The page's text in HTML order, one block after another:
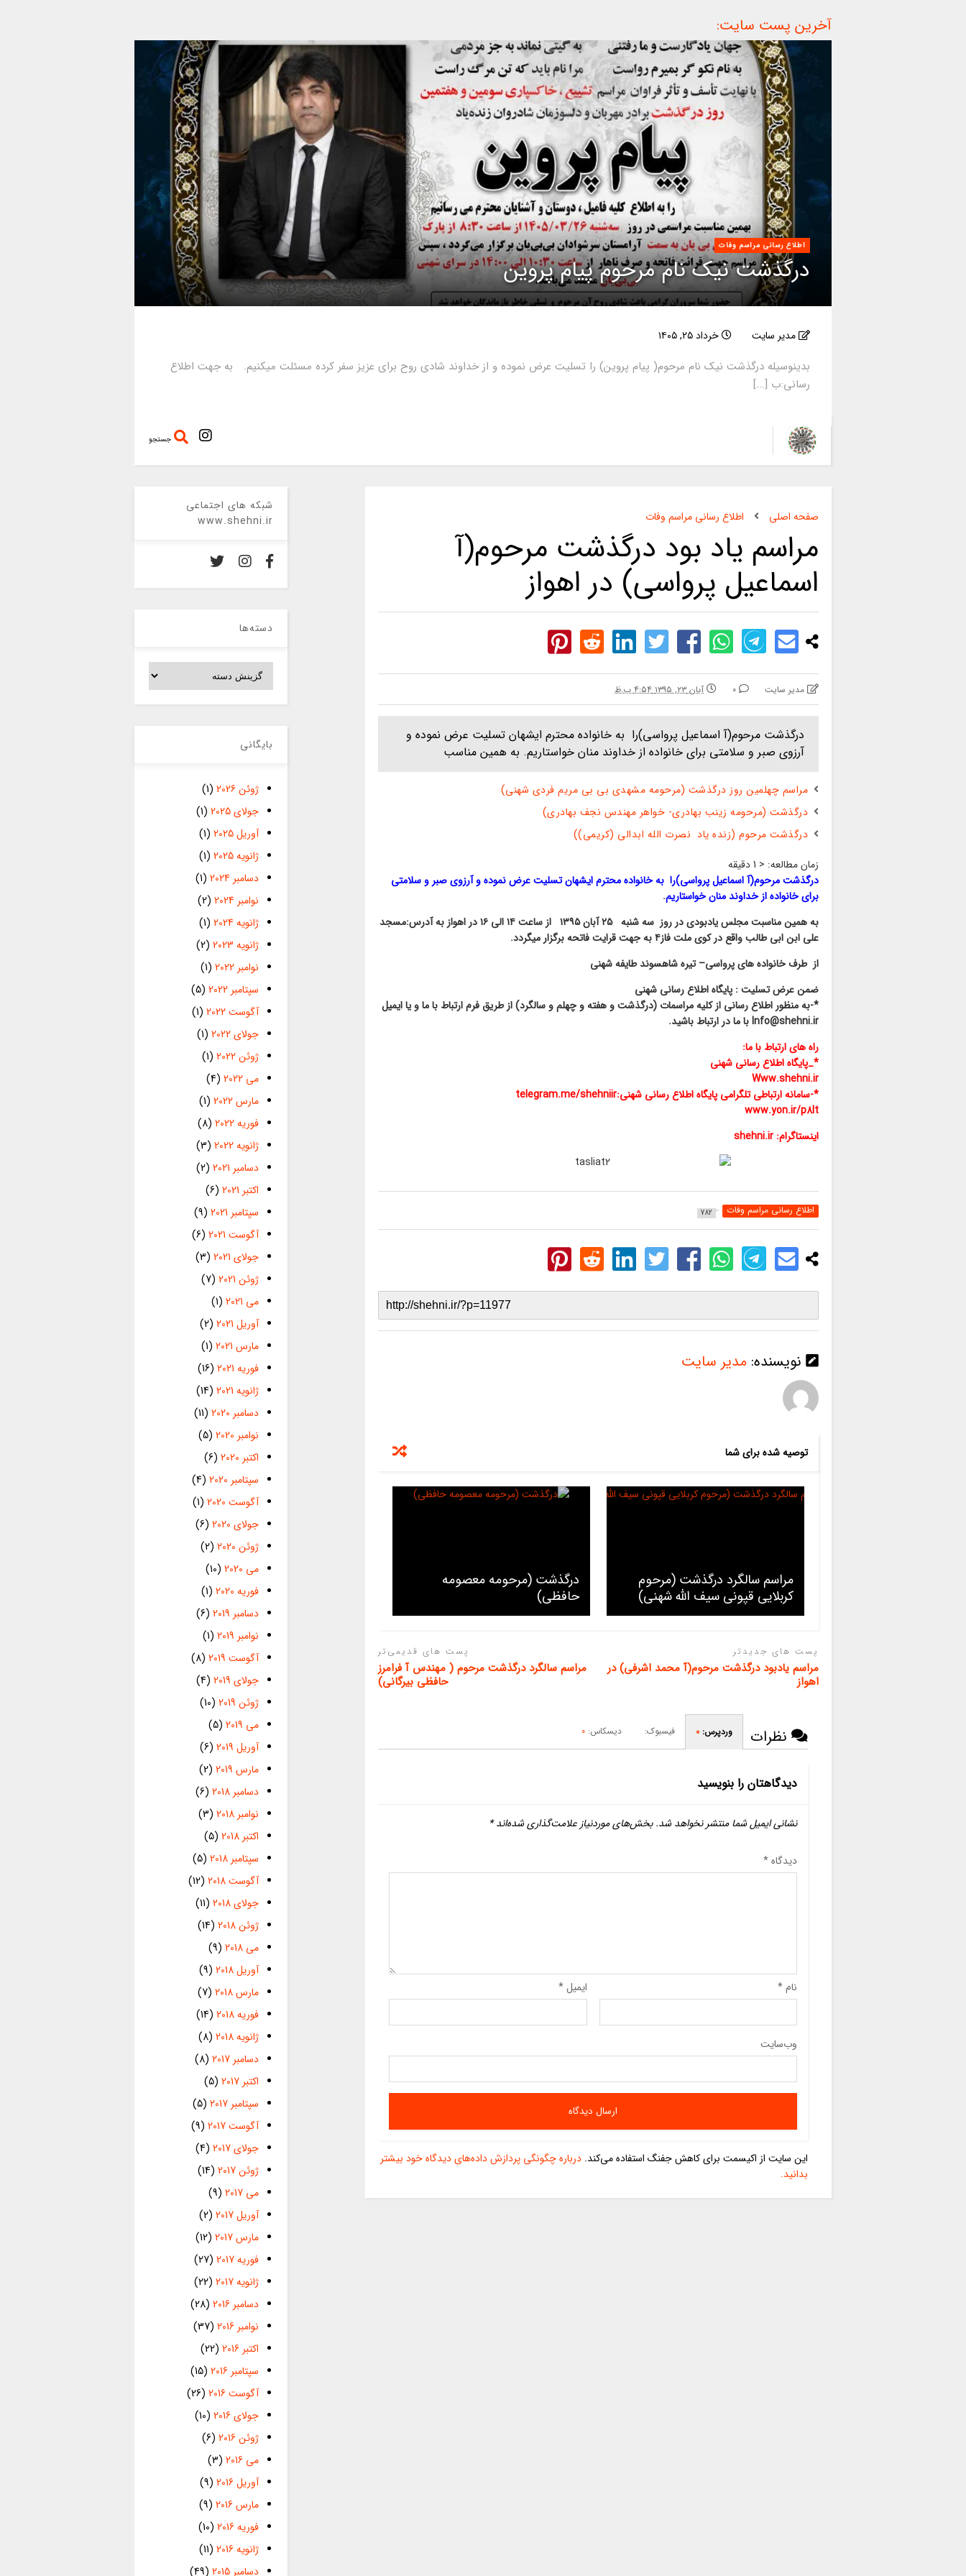
آخرین پست سایت:
اطلاع رسانی مراسم وفات
درگذشت نیک نام مرحوم پیام پروین
مدیر سایت خرداد ۲۵, ۱۴۰۵
بدینوسیله درگذشت نیک نام مرحوم( پیام پروین) را تسلیت عرض نموده و از خداوند شادی روح برای عزیز سفر کرده مسئلت میکنیم. به جهت اطلاع
رسانی:ب [...]
جستجو
صفحه اصلی اطلاع رسانی مراسم وفات
مراسم یاد بود درگذشت مرحوم(آ
اسماعیل پرواسی) در اهواز
مدیر سایت 0 آبان ۲۳, ۱۳۹۵ ۴:۵۴ ب.ظ
درگذشت مرحوم(آ اسماعيل پرواسي)را به خانواده محترم ایشهان تسلیت عرض نموده و
آرزوی صبر و سلامتی برای خانواده از خداوند منان خواستاریم. به همین مناسب
مراسم چهلمین روز درگذشت (مرحومه مشهدی بی بی مریم فردی شهنی)
درگذشت (مرحومه زینب بهادری- خواهر مهندس نجف بهادری)
درگذشت مرحوم (زنده یاد نصرت الله ابدالی (کریمی))
زمان مطالعه: < 1 دقیقه
درگذشت مرحوم(آ اسماعیل پرواسی)را به خانواده محترم ایشهان تسلیت عرض نموده و آرزوی صبر و سلامتی
برای خانواده از خداوند منان خواستاریم.
به همین مناسبت مجلس یادبودی در روز سه شنبه ۲۵ آبان ۱۳۹۵ از ساعت ۱۴ الی ۱۶ در اهواز به آدرس:مسجد
علی ابن ابی طالب واقع در کوی ملت فاز۴ به جهت قرایت فاتحه برگزار میگردد.
از طرف خانواده های پرواسی– تیره شاهسوند طایفه شهنی
ضمن عرض تسلیت : پایگاه اطلاع رسانی شهنی
*-به منظور اطلاع رسانی از کلیه مراسمات (درگذشت و هفته و چهلم و سالگرد) از طریق فرم ارتباط با ما و یا ایمیل
Info@shehni.ir با ما در ارتباط باشید.
راه های ارتباط با ما:
*_پایگاه اطلاع رسانی شهنی
Www.shehni.ir
*-سامانه ارتباطی تلگرامی پایگاه اطلاع رسانی شهنی:telegram.me/shehniir
www.yon.ir/p8lt
اینستاگرام: shehni.ir
اطلاع رسانی مراسم وفات 782
نویسنده: مدیر سایت
توصیه شده برای شما
مراسم سالگرد درگذشت (مرحوم
کربلایی قپونی سیف الله شهنی)
درگذشت (مرحومه معصومه
حافظی)
پست های جدیدتر
مراسم یادبود درگذشت مرحوم(آ محمد اشرفی) در
اهواز
پست های قدیمی‌تر
مراسم سالگرد درگذشت مرحوم ( مهندس آ فرامرز
حافظی بیرگانی)
نظرات وردپرس: 0 فیسبوک: دیسکاس: 0
دیدگاهتان را بنویسید
نشانی ایمیل شما منتشر نخواهد شد. بخش‌های موردنیاز علامت‌گذاری شده‌اند*
دیدگاه*
نام* ایمیل*
وب‌سایت
این سایت از اکیسمت برای کاهش جفنگ استفاده می‌کند. درباره چگونگی پردازش داده‌های دیدگاه خود بیشتر
بدانید.
شبکه های اجتماعی
www.shehni.ir
دسته‌ها
دسته‌ها
بایگانی
ژوئن 2026
(1)
جولای 2025
(1)
آوریل 2025
(1)
ژانویه 2025
(1)
دسامبر 2024
(1)
نوامبر 2024
(2)
ژانویه 2024
(1)
ژانویه 2023
(2)
نوامبر 2022
(1)
سپتامبر 2022
(5)
آگوست 2022
(1)
جولای 2022
(1)
ژوئن 2022
(1)
می 2022
(4)
مارس 2022
(1)
فوریه 2022
(8)
ژانویه 2022
(3)
دسامبر 2021
(2)
اکتبر 2021
(6)
سپتامبر 2021
(9)
آگوست 2021
(6)
جولای 2021
(3)
ژوئن 2021
(7)
می 2021
(1)
آوریل 2021
(2)
مارس 2021
(1)
فوریه 2021
(16)
ژانویه 2021
(14)
دسامبر 2020
(11)
نوامبر 2020
(5)
اکتبر 2020
(6)
سپتامبر 2020
(4)
آگوست 2020
(1)
جولای 2020
(6)
ژوئن 2020
(2)
می 2020
(10)
فوریه 2020
(1)
دسامبر 2019
(6)
نوامبر 2019
(1)
آگوست 2019
(8)
جولای 2019
(4)
ژوئن 2019
(10)
می 2019
(5)
آوریل 2019
(6)
مارس 2019
(2)
دسامبر 2018
(6)
نوامبر 2018
(3)
اکتبر 2018
(5)
سپتامبر 2018
(5)
آگوست 2018
(12)
جولای 2018
(11)
ژوئن 2018
(14)
می 2018
(9)
آوریل 2018
(9)
مارس 2018
(7)
فوریه 2018
(14)
ژانویه 2018
(8)
دسامبر 2017
(8)
اکتبر 2017
(5)
سپتامبر 2017
(5)
آگوست 2017
(9)
جولای 2017
(4)
ژوئن 2017
(14)
می 2017
(9)
آوریل 2017
(2)
مارس 2017
(12)
فوریه 2017
(27)
ژانویه 2017
(22)
دسامبر 2016
(28)
نوامبر 2016
(37)
اکتبر 2016
(22)
سپتامبر 2016
(15)
آگوست 2016
(26)
جولای 2016
(10)
ژوئن 2016
(6)
می 2016
(3)
آوریل 2016
(9)
مارس 2016
(9)
فوریه 2016
(10)
ژانویه 2016
(11)
دسامبر 2015
(49)